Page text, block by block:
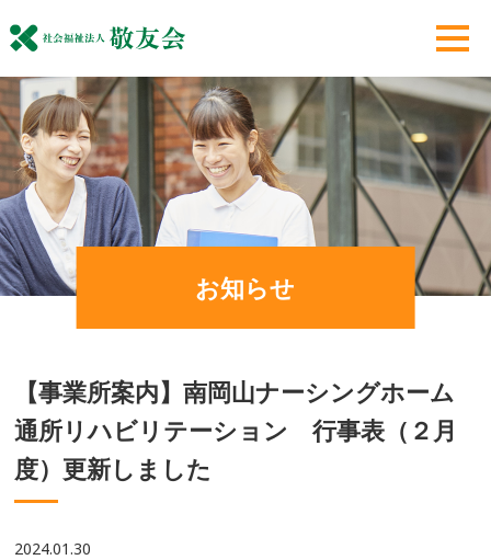
お知らせ
【事業所案内】南岡山ナーシングホーム
通所リハビリテーション 行事表（２月
度）更新しました
2024.01.30